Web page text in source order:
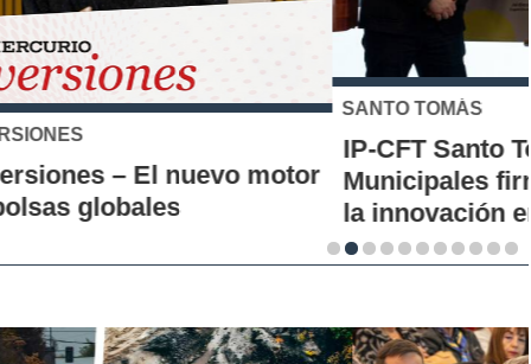
SANTO TOMÁS
IP-CFT Santo Tomás y Red de Hubs
Municipales firman alianza para impulsar
la innovación en los territorios